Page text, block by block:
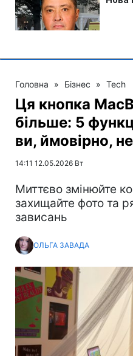
Головна » Бізнес » Tech
Ця кнопка
більше: 5
ви, ймовірно,
14:11 12.05.2026 Вт
Миттєво змінюйте
захищайте фото та
зависань
ОЛЬГА ЗАВАДА